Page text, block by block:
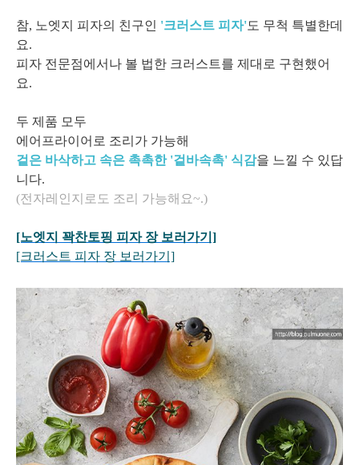
참, 노엣지 피자의 친구인 '크러스트 피자'도 무척 특별한데
요.
피자 전문점에서나 볼 법한 크러스트를 제대로 구현했어
요.
두 제품 모두
에어프라이어로 조리가 가능해
겉은 바삭하고 속은 촉촉한 '겉바속촉' 식감을 느낄 수 있답
니다.
(전자레인지로도 조리 가능해요~.)
[노엣지 꽉찬토핑 피자 장 보러가기]
[크러스트 피자 장 보러가기]